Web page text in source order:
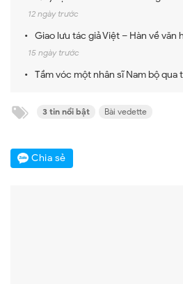
12 ngày trước
Giao lưu tác giả Việt – Hàn về văn
15 ngày trước
Tầm vóc một nhân sĩ Nam bộ qua
3 tin nổi bật Bài vedette
Chia sẻ